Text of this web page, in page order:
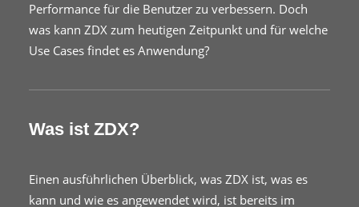
Performance für die Benutzer zu verbessern. Doch
was kann ZDX zum heutigen Zeitpunkt und für welche
Use Cases findet es Anwendung?
Was ist ZDX?
Einen ausführlichen Überblick, was ZDX ist, was es
kann und wie es angewendet wird, ist bereits im